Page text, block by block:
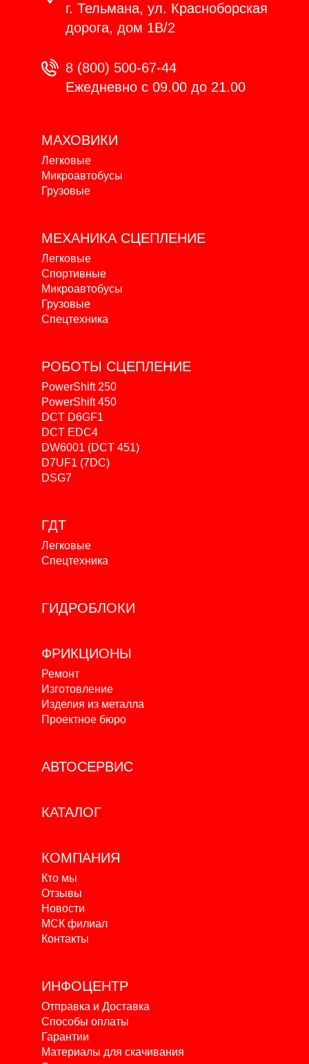
г. Тельмана, ул. Красноборская
дорога, дом 1В/2
8 (800) 500-67-44
Ежедневно с 09.00 до 21.00
МАХОВИКИ
Легковые
Микроавтобусы
Грузовые
МЕХАНИКА СЦЕПЛЕНИЕ
Легковые
Спортивные
Микроавтобусы
Грузовые
Спецтехника
РОБОТЫ СЦЕПЛЕНИЕ
PowerShift 250
PowerShift 450
DCT D6GF1
DCT EDC4
DW6001 (DCT 451)
D7UF1 (7DC)
DSG7
ГДТ
Легковые
Спецтехника
ГИДРОБЛОКИ
ФРИКЦИОНЫ
Ремонт
Изготовление
Изделия из металла
Проектное бюро
АВТОСЕРВИС
КАТАЛОГ
КОМПАНИЯ
Кто мы
Отзывы
Новости
МСК филиал
Контакты
ИНФОЦЕНТР
Отправка и Доставка
Способы оплаты
Гарантии
Материалы для скачивания